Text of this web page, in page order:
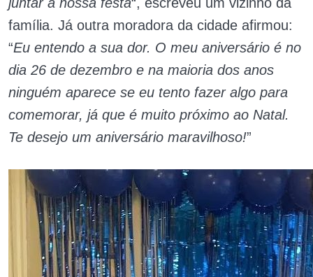
família. Já outra moradora da cidade afirmou:
“Eu entendo a sua dor. O meu aniversário é no
dia 26 de dezembro e na maioria dos anos
ninguém aparece se eu tento fazer algo para
comemorar, já que é muito próximo ao Natal.
Te desejo um aniversário maravilhoso!”